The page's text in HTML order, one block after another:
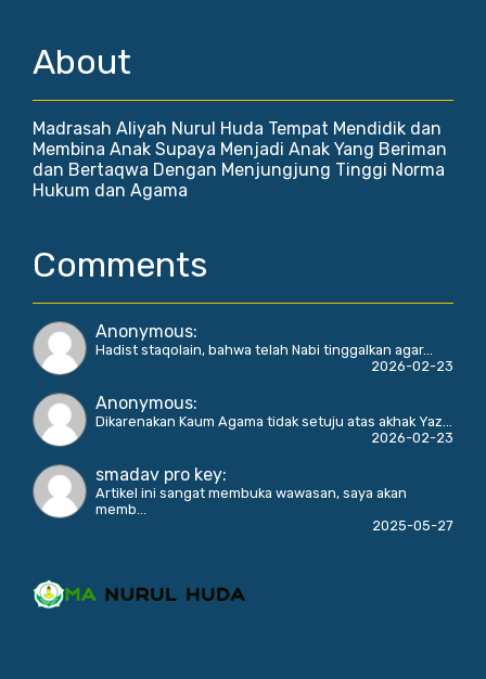
About
Madrasah Aliyah Nurul Huda Tempat Mendidik dan
Membina Anak Supaya Menjadi Anak Yang Beriman
dan Bertaqwa Dengan Menjungjung Tinggi Norma
Hukum dan Agama
Comments
Anonymous:
Hadist staqolain, bahwa telah Nabi tinggalkan agar...
2026-02-23
Anonymous:
Dikarenakan Kaum Agama tidak setuju atas akhak Yaz...
2026-02-23
smadav pro key:
Artikel ini sangat membuka wawasan, saya akan
memb...
2025-05-27